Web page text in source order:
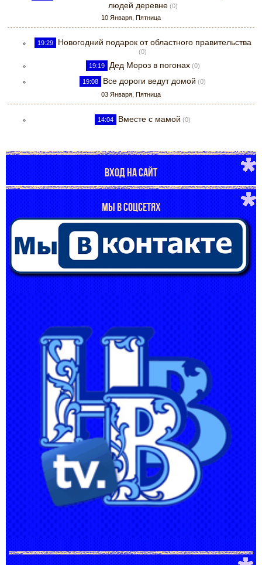
людей деревне (0)
10 Января, Пятница
19:29 Новогодний подарок от областного правительства
(0)
19:19
Дед Мороз в погонах (0)
19:08 Все дороги ведут домой (0)
03 Января, Пятница
14:04 Вместе с мамой (0)
ВХОД НА САЙТ
МЫ В СОЦСЕТЯХ